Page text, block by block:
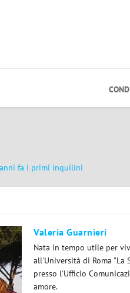
anni fa i primi inquilini
Valeria Guarnieri
Nata in tempo utile per
all'Università di Roma "La
presso l'Ufficio
amore.